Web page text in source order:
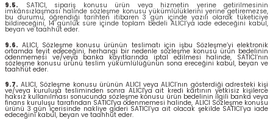
9.5.
SATICI, sipariş konusu ürün veya hizmetin yerine getirilmesinin
imkânsızlaşması halinde sözleşme konusu yükümlülüklerini yerine getiremezse,
bu durumu, öğrendiği tarihten itibaren 3 gün içinde yazılı olarak tüketiciye
bildireceğini, 14 günlük süre içinde toplam bedeli ALICI’ya iade edeceğini kabul,
beyan ve taahhüt eder.
9.6. ALICI, Sözleşme konusu ürünün teslimatı için işbu Sözleşme’yi elektronik
ortamda teyit edeceğini, herhangi bir nedenle sözleşme konusu ürün bedelinin
ödenmemesi ve/veya banka kayıtlarında iptal edilmesi halinde, SATICI’nın
sözleşme konusu ürünü teslim yükümlülüğünün sona ereceğini kabul, beyan ve
taahhüt eder.
9.7. ALICI, Sözleşme konusu ürünün ALICI veya ALICI’nın gösterdiği adresteki kişi
ve/veya kuruluşa tesliminden sonra ALICI'ya ait kredi kartının yetkisiz kişilerce
haksız kullanılması sonucunda sözleşme konusu ürün bedelinin ilgili banka veya
finans kuruluşu tarafından SATICI'ya ödenmemesi halinde, ALICI Sözleşme konusu
ürünü 3 gün içerisinde nakliye gideri SATICI’ya ait olacak şekilde SATICI’ya iade
edeceğini kabul, beyan ve taahhüt eder.